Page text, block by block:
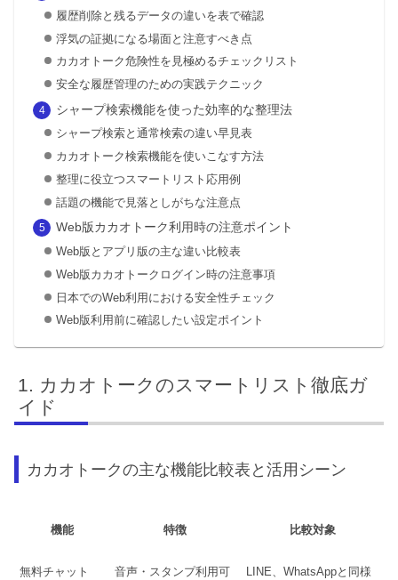
履歴削除と残るデータの違いを表で確認
浮気の証拠になる場面と注意すべき点
カカオトーク危険性を見極めるチェックリスト
安全な履歴管理のための実践テクニック
シャープ検索機能を使った効率的な整理法
シャープ検索と通常検索の違い早見表
カカオトーク検索機能を使いこなす方法
整理に役立つスマートリスト応用例
話題の機能で見落としがちな注意点
Web版カカオトーク利用時の注意ポイント
Web版とアプリ版の主な違い比較表
Web版カカオトークログイン時の注意事項
日本でのWeb利用における安全性チェック
Web版利用前に確認したい設定ポイント
カカオトークのスマートリスト徹底ガ
イド
カカオトークの主な機能比較表と活用シーン
機能 特徴 比較対象
無料チャット 音声・スタンプ利用可 LINE、WhatsAppと同様